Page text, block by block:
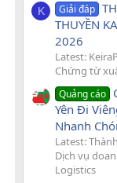
K Giải đáp
THUYỀN
2026
Latest:
Chứng từ
Quảng cáo
Yên Đi
Nhanh
Latest:
Dịch vụ
Logistics